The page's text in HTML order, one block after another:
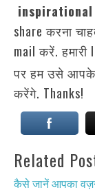
share करना
mail करें. हमारी
पर हम उसे आपके
करेंगे. Thanks!
Related
कैसे जानें आपका